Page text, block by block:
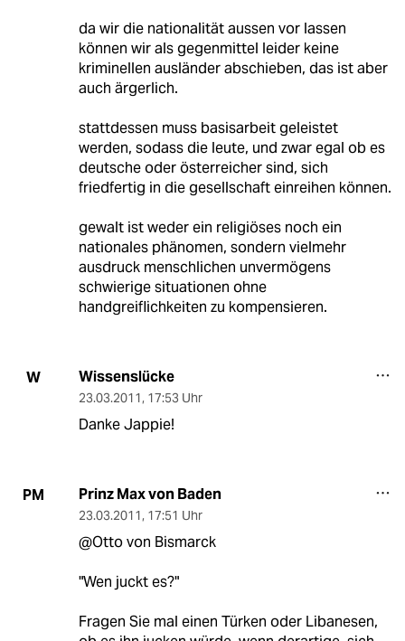
da wir die nationalität aussen vor lassen
können wir als gegenmittel leider keine
kriminellen ausländer abschieben, das ist aber
auch ärgerlich.
stattdessen muss basisarbeit geleistet
werden, sodass die leute, und zwar egal ob es
deutsche oder österreicher sind, sich
friedfertig in die gesellschaft einreihen können.
gewalt ist weder ein religiöses noch ein
nationales phänomen, sondern vielmehr
ausdruck menschlichen unvermögens
schwierige situationen ohne
handgreiflichkeiten zu kompensieren.
W Wissenslücke
23.03.2011, 17:53 Uhr
Danke Jappie!
PM Prinz Max von Baden
23.03.2011, 17:51 Uhr
@Otto von Bismarck
"Wen juckt es?"
Fragen Sie mal einen Türken oder Libanesen,